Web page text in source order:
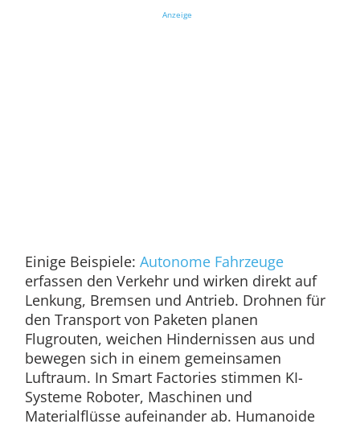
Anzeige
Einige Beispiele: Autonome Fahrzeuge
erfassen den Verkehr und wirken direkt auf
Lenkung, Bremsen und Antrieb. Drohnen für
den Transport von Paketen planen
Flugrouten, weichen Hindernissen aus und
bewegen sich in einem gemeinsamen
Luftraum. In Smart Factories stimmen KI-
Systeme Roboter, Maschinen und
Materialflüsse aufeinander ab. Humanoide